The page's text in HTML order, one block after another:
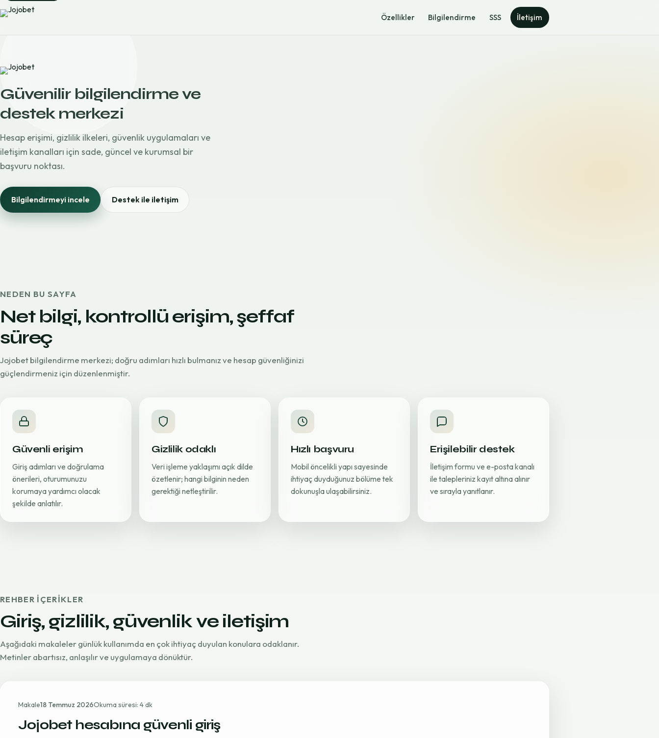
Özellikler Bilgilendirme SSS İletişim
Güvenilir bilgilendirme ve
destek merkezi
Hesap erişimi, gizlilik ilkeleri, güvenlik uygulamaları ve
iletişim kanalları için sade, güncel ve kurumsal bir
başvuru noktası.
Bilgilendirmeyi incele Destek ile iletişim
NEDEN BU SAYFA
Net bilgi, kontrollü erişim, şeffaf
süreç
Jojobet bilgilendirme merkezi; doğru adımları hızlı bulmanız ve hesap güvenliğinizi
güçlendirmeniz için düzenlenmiştir.
Güvenli erişim
Giriş adımları ve doğrulama
önerileri, oturumunuzu
korumaya yardımcı olacak
şekilde anlatılır.
Gizlilik odaklı
Veri işleme yaklaşımı açık dilde
özetlenir; hangi bilginin neden
gerektiği netleştirilir.
Hızlı başvuru
Mobil öncelikli yapı sayesinde
ihtiyaç duyduğunuz bölüme tek
dokunuşla ulaşabilirsiniz.
Erişilebilir destek
İletişim formu ve e-posta kanalı
ile talepleriniz kayıt altına alınır
ve sırayla yanıtlanır.
REHBER IÇERIKLER
Giriş, gizlilik, güvenlik ve iletişim
Aşağıdaki makaleler günlük kullanımda en çok ihtiyaç duyulan konulara odaklanır.
Metinler abartısız, anlaşılır ve uygulamaya dönüktür.
Makale18 Temmuz 2026Okuma süresi: 4 dk
Jojobet hesabına güvenli giriş